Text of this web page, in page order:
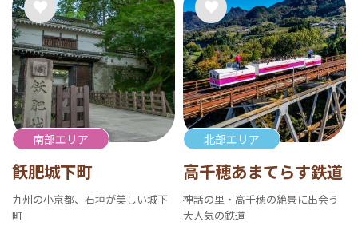
南部エリア
飫肥城下町
九州の小京都、石垣が美しい城下
町
北部エリア
高千穂あまてらす鉄道
神話の里・高千穂の絶景に出会う
大人気の鉄道